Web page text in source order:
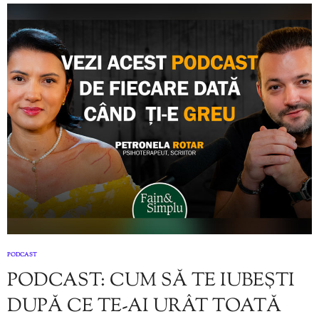
PODCAST
PODCAST: CUM SĂ TE IUBEȘTI
DUPĂ CE TE-AI URÂT TOATĂ